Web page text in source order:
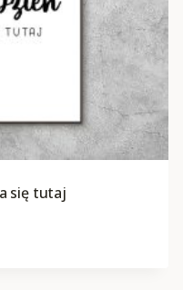
się tutaj